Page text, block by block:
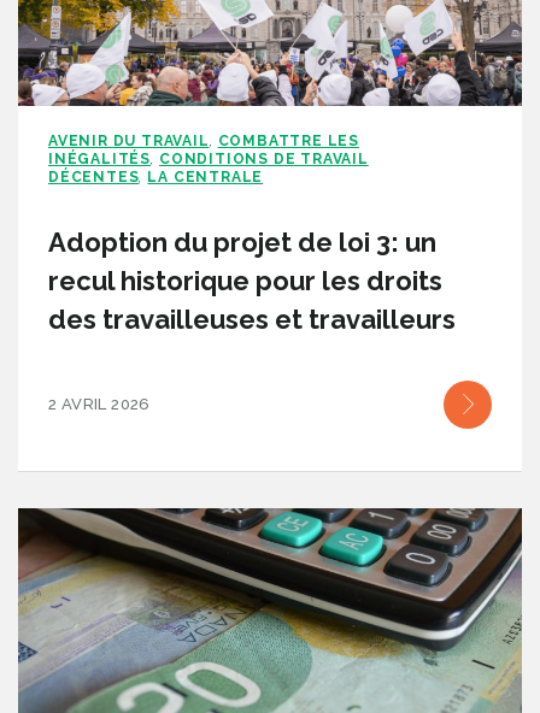
AVENIR DU TRAVAIL
COMBATTRE LES
INÉGALITÉS CONDITIONS DE TRAVAIL
DÉCENTES LA CENTRALE
Adoption du projet de loi 3: un
recul historique pour les droits
des travailleuses et travailleurs
2 AVRIL 2026